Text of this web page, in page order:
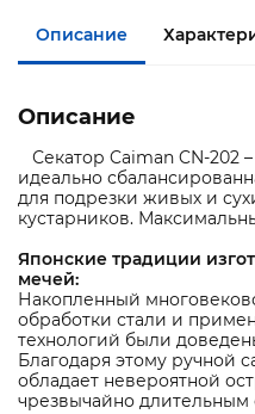
Описание
Описание
Секатор Caiman CN-202
идеально
для подрезки живых и
кустарников.
Японские традиции
мечей:
Накопленный
обработки стали и
технологий были
Благодаря этому ручной
обладает невероятной
чрезвычайно